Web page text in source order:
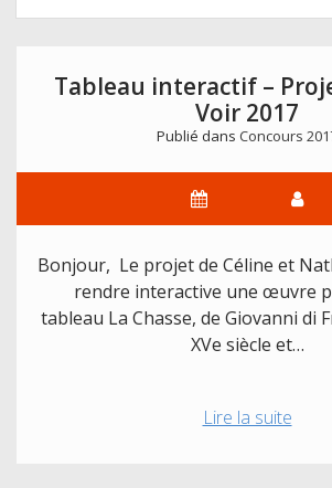
Tableau interactif –
Voir 2017
Publié dans Concours
Bonjour, Le projet de Céline et
rendre interactive une œuvre
tableau La Chasse, de Giovanni di
XVe siècle et…
Lire la suite